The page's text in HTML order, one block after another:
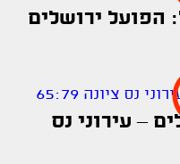
הפועל ירושלים
– עירוני נס